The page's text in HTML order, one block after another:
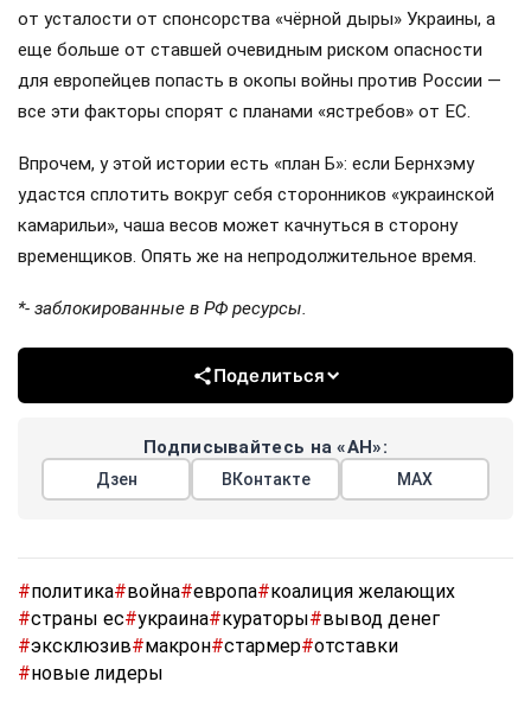
от усталости от спонсорства «чёрной дыры» Украины, а
еще больше от ставшей очевидным риском опасности
для европейцев попасть в окопы войны против России —
все эти факторы спорят с планами «ястребов» от ЕС.
Впрочем, у этой истории есть «план Б»: если Бернхэму
удастся сплотить вокруг себя сторонников «украинской
камарильи», чаша весов может качнуться в сторону
временщиков. Опять же на непродолжительное время.
*- заблокированные в РФ ресурсы.
Поделиться
Подписывайтесь на «АН»:
Дзен ВКонтакте МАХ
#политика#война#европа#коалиция желающих
#страны ес#украина#кураторы#вывод денег
#эксклюзив#макрон#стармер#отставки
#новые лидеры